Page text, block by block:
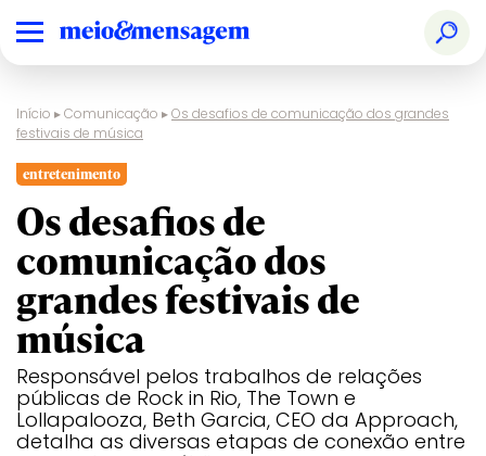
Início ▸Comunicação ▸Os desafios de comunicação dos grandes
festivais de música
entretenimento
Os desafios de
comunicação dos
grandes festivais de
música
Responsável pelos trabalhos de relações
públicas de Rock in Rio, The Town e
Lollapalooza, Beth Garcia, CEO da Approach,
detalha as diversas etapas de conexão entre